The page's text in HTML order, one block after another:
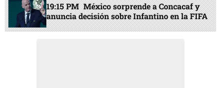
19:15 PM México sorprende a Concacaf y
anuncia decisión sobre Infantino en la FIFA